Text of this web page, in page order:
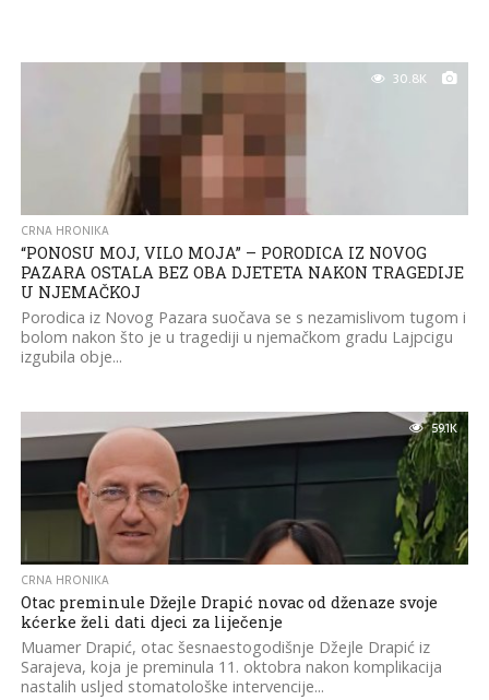
30.8K
CRNA HRONIKA
“PONOSU MOJ, VILO MOJA” – PORODICA IZ NOVOG
PAZARA OSTALA BEZ OBA DJETETA NAKON TRAGEDIJE
U NJEMAČKOJ
Porodica iz Novog Pazara suočava se s nezamislivom tugom i
bolom nakon što je u tragediji u njemačkom gradu Lajpcigu
izgubila obje...
59.1K
CRNA HRONIKA
Otac preminule Džejle Drapić novac od dženaze svoje
kćerke želi dati djeci za liječenje
Muamer Drapić, otac šesnaestogodišnje Džejle Drapić iz
Sarajeva, koja je preminula 11. oktobra nakon komplikacija
nastalih usljed stomatološke intervencije...